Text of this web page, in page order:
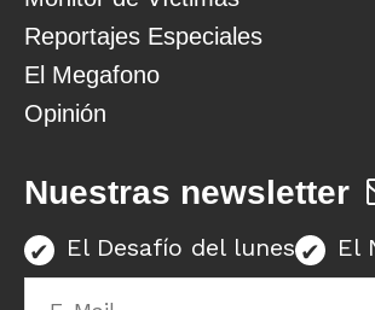
Reportajes Especiales
El Megafono
Opinión
Nuestras newsletter
El Desafío del lunes El